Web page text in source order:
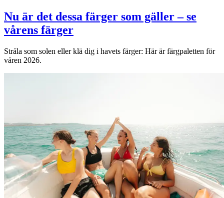
Nu är det dessa färger som gäller – se
vårens färger
Stråla som solen eller klä dig i havets färger: Här är färgpaletten för
våren 2026.